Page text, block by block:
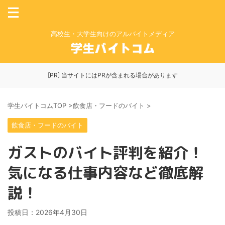
高校生・大学生向けのアルバイトメディア
[PR] 当サイトにはPRが含まれる場合があります
学生バイトコムTOP >飲食店・フードのバイト >
飲食店・フードのバイト
ガストのバイト評判を紹介！
気になる仕事内容など徹底解
説！
投稿日： 2026年4月30日